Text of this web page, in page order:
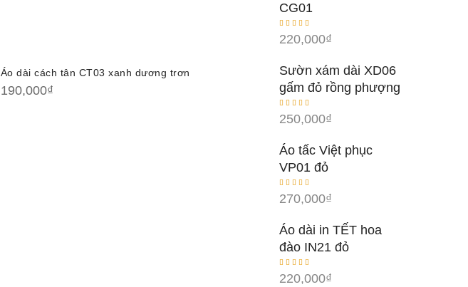
Áo dài cách tân CT03 xanh dương trơn
190,000₫
CG01
220,000₫
Sườn xám dài XD06
gấm đỏ rồng phượng
250,000₫
Áo tấc Việt phục
VP01 đỏ
270,000₫
Áo dài in TẾT hoa
đào IN21 đỏ
220,000₫